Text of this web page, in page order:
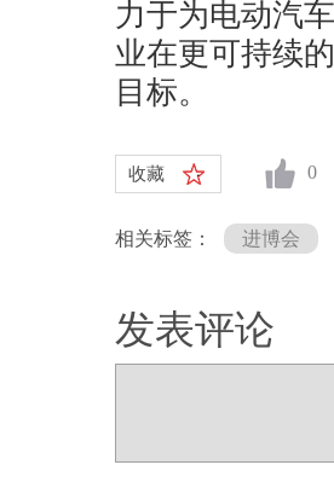
力于为电动汽
业在更可持续
目标。
收藏 0
相关标签： 进博会
发表评论